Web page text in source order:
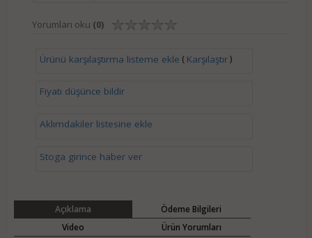
Yorumları oku (0)
Ürünü karşılaştırma listeme ekle ( Karşılaştır)
Fiyatı düşünce bildir
Aklımdakiler listesine ekle
Stoga girince haber ver
Açıklama
Ödeme Bilgileri
Video
Ürün Yorumları